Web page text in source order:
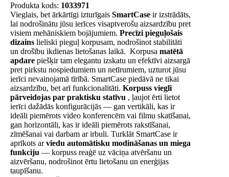
Produkta kods: 1033971
Vieglais, bet ārkārtīgi izturīgais SmartCase ir izstrādāts,
lai nodrošinātu jūsu ierīces visaptverošu aizsardzību pret
visiem mehāniskiem bojājumiem. Precīzi pieguļošais
dizains lieliski pieguļ korpusam, nodrošinot stabilitāti
un drošību ikdienas lietošanas laikā. Korpusa matētā
apdare piešķir tam elegantu izskatu un efektīvi aizsargā
pret pirkstu nospiedumiem un netīrumiem, uzturot jūsu
ierīci nevainojamā tīrībā. SmartCase piedāvā ne tikai
aizsardzību, bet arī funkcionalitāti. Korpuss viegli
pārveidojas par praktisku statīvu , ļaujot ērti lietot
ierīci dažādās konfigurācijās — gan vertikāli, kas ir
ideāli piemērots video konferencēm vai filmu skatīšanai,
gan horizontāli, kas ir ideāli piemērots rakstīšanai,
zīmēšanai vai darbam ar irbuli. Turklāt SmartCase ir
aprīkots arviedu automātisku modināšanas un miega
funkciju — korpuss reaģē uz vāciņa atvēršanu un
aizvēršanu, nodrošinot ērtu lietošanu un enerģijas
taupīšanu.